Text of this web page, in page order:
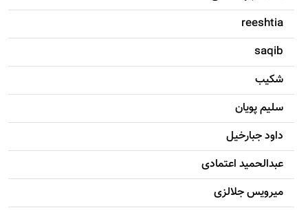
reeshtia
saqib
شکيب
سليم پویان
داود جبارخیل
عبدالحمید اعتمادی
میرویس جلالزی